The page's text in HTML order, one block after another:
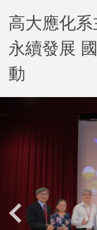
高大應化
永續發展
動